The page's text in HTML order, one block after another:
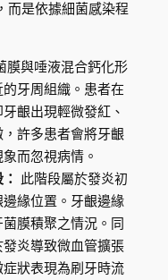
而是依據細菌感染程
膜與唾液混合鈣化形
牙周組織。患者在
齦出現輕微發紅、
許多患者會將牙齦
而忽視病情。
此階段屬於發炎初
緣位置。牙齦邊緣
膜積聚之情況。同
炎導致微血管擴張
狀表現為刷牙時流